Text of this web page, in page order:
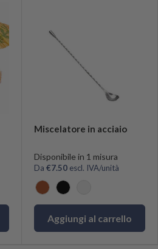
Miscelatore in acciaio
Disponibile in 1 misura
Da €7.50 escl. IVA/unità
Ramato
NeroAcciaio
Aggiungi al carrello